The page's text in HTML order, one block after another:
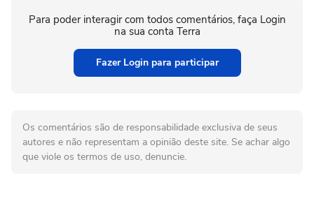
Para poder interagir com todos comentários, faça Login
na sua conta Terra
Fazer Login para participar
Os comentários são de responsabilidade exclusiva de seus
autores e não representam a opinião deste site. Se achar algo
que viole os termos de uso, denuncie.